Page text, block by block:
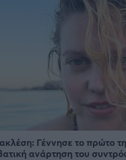
Γέννησε το πρώτο
ανάρτηση του